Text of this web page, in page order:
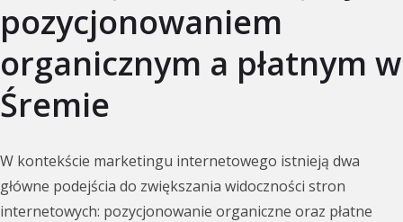
pozycjonowaniem
organicznym a płatnym w
Śremie
W kontekście marketingu internetowego istnieją dwa
główne podejścia do zwiększania widoczności stron
internetowych: pozycjonowanie organiczne oraz płatne